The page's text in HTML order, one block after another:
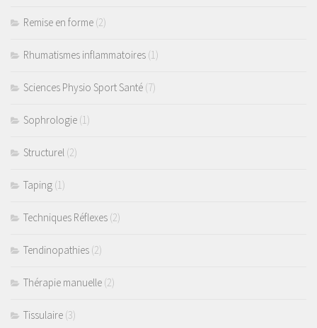
Remise en forme (2)
Rhumatismes inflammatoires (1)
Sciences Physio Sport Santé (7)
Sophrologie (1)
Structurel (2)
Taping (1)
Techniques Réflexes (2)
Tendinopathies (2)
Thérapie manuelle (2)
Tissulaire (3)